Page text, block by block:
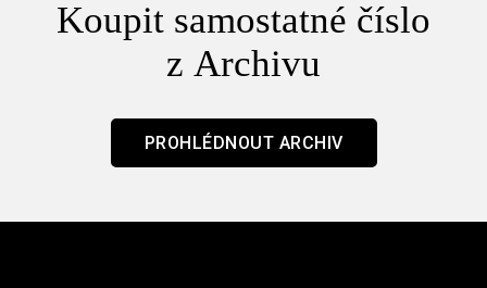
Koupit samostatné číslo
z Archivu
PROHLÉDNOUT ARCHIV